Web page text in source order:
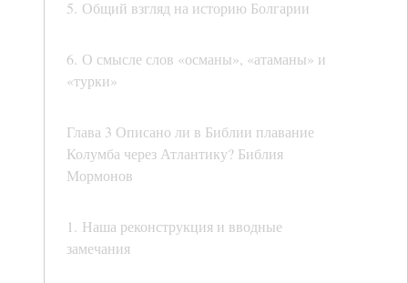
5. Общий взгляд на историю Болгарии
6. О смысле слов «османы», «атаманы» и
«турки»
Глава 3 Описано ли в Библии плавание
Колумба через Атлантику? Библия
Мормонов
1. Наша реконструкция и вводные
замечания